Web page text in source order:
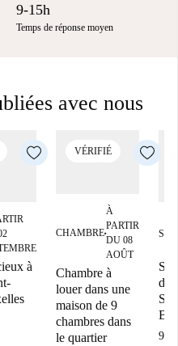
9-15h
Temps de réponse moyen
avec nous
à
VÉRIFIÉ
CHAMBRE■
À
PARTIR
DU 08
AOÛT
Chambre à
louer dans une
maison de 9
chambres dans
le quartier
930